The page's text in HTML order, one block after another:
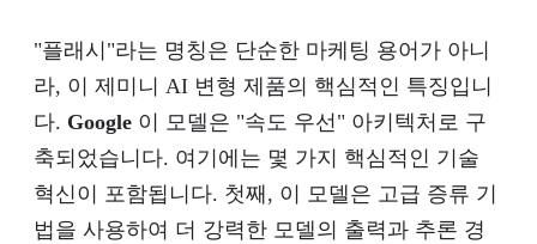
"플래시"라는 명칭은 단순한 마케팅 용어가 아니
라, 이 제미니 AI 변형 제품의 핵심적인 특징입니
다. Google 이 모델은 "속도 우선" 아키텍처로 구
축되었습니다. 여기에는 몇 가지 핵심적인 기술
혁신이 포함됩니다. 첫째, 이 모델은 고급 증류 기
법을 사용하여 더 강력한 모델의 출력과 추론 경